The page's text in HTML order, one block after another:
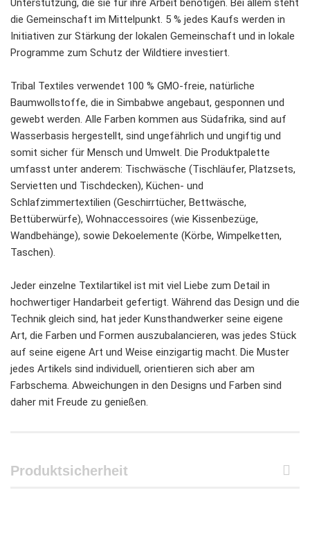
die Gemeinschaft im Mittelpunkt. 5 % jedes Kaufs werden in
Initiativen zur Stärkung der lokalen Gemeinschaft und in lokale
Programme zum Schutz der Wildtiere investiert.
Tribal Textiles verwendet 100 % GMO-freie, natürliche
Baumwollstoffe, die in Simbabwe angebaut, gesponnen und
gewebt werden. Alle Farben kommen aus Südafrika, sind auf
Wasserbasis hergestellt, sind ungefährlich und ungiftig und
somit sicher für Mensch und Umwelt. Die Produktpalette
umfasst unter anderem: Tischwäsche (Tischläufer, Platzsets,
Servietten und Tischdecken), Küchen- und
Schlafzimmertextilien (Geschirrtücher, Bettwäsche,
Bettüberwürfe), Wohnaccessoires (wie Kissenbezüge,
Wandbehänge), sowie Dekoelemente (Körbe, Wimpelketten,
Taschen).
Jeder einzelne Textilartikel ist mit viel Liebe zum Detail in
hochwertiger Handarbeit gefertigt. Während das Design und die
Technik gleich sind, hat jeder Kunsthandwerker seine eigene
Art, die Farben und Formen auszubalancieren, was jedes Stück
auf seine eigene Art und Weise einzigartig macht. Die Muster
jedes Artikels sind individuell, orientieren sich aber am
Farbschema. Abweichungen in den Designs und Farben sind
daher mit Freude zu genießen.
Produktsicherheit